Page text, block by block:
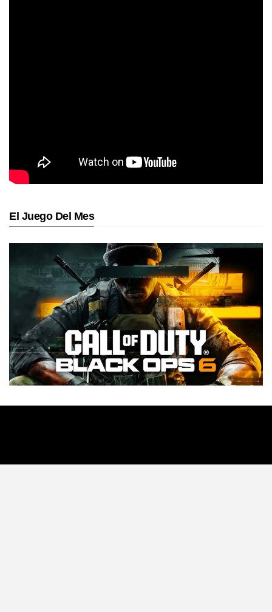
El Juego Del Mes